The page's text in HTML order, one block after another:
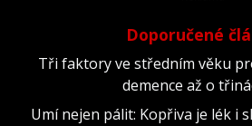
Doporučené
Tři faktory ve středním věku
demence až o
Umí nejen pálit: Kopřiva je lék i